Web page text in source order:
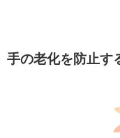
手の老化を防止す